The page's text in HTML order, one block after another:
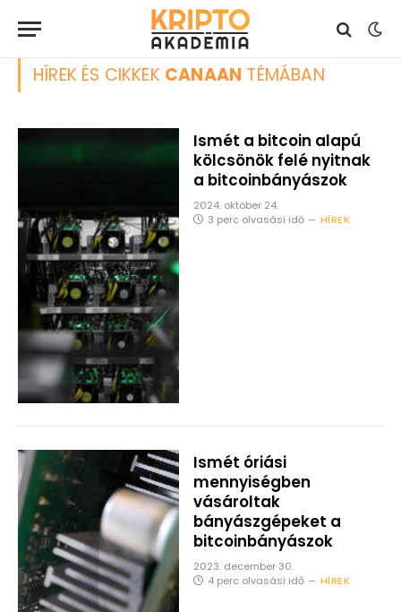
HÍREK ÉS CIKKEK CANAAN TÉMÁBAN
Ismét a bitcoin alapú
kölcsönök felé nyitnak
a bitcoinbányászok
2024. október 24.
3 perc olvasási idő
HÍREK
Ismét óriási
mennyiségben
vásároltak
bányászgépeket a
bitcoinbányászok
2023. december 30.
4 perc olvasási idő
HÍREK